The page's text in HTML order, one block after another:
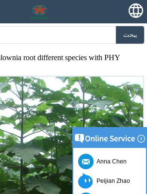
يبحث
root different species with PHY
Anna Chen
Peijian Zhao